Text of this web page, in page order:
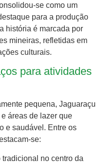
se como um
para a produção
história é marcada por
mineiras, refletidas em
culturais.
para atividades
pequena, Jaguaraçu
áreas de lazer que
e saudável. Entre os
se:
tradicional no centro da